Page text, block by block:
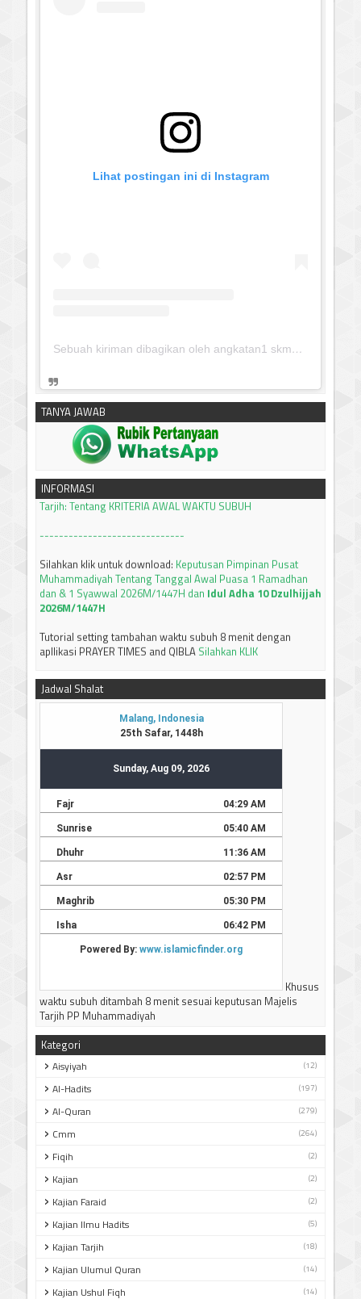
Lihat postingan ini di Instagram
Sebuah kiriman dibagikan oleh angkatan1 skmm 2020 (@albayaanyinfo)
TANYA JAWAB
INFORMASI
silahkan klik untuk download:Keputusan Pimpinan Pusat
Muhammadiyah, Tentang Tanfidz Keputusan Munas XXXI
Tarjih: Tentang KRITERIA AWAL WAKTU SUBUH
------------------------------
Silahkan klik untuk download:Keputusan Pimpinan Pusat
dan & 1 Syawwal 2026M/1447H danIdul Adha 10 Dzulhijjah
2026M/1447H
Tutorial setting tambahan waktu subuh 8 menit dengan
JADWAL IMSAKIYAH BULAN RAMADHAN 1447 H / 2026 M
-----------------------------Terima kasih
Jadwal Shalat
Khusus
waktu subuh ditambah 8 menit sesuai keputusan Majelis
Tarjih PP Muhammadiyah
Kategori
Aisyiyah (12)
Al-Hadits (197)
Al-Quran (279)
Cmm (264)
Fiqih (2)
Kajian (2)
Kajian Faraid (2)
Kajian Ilmu Hadits (5)
Kajian Tarjih (18)
Kajian Ulumul Quran (14)
Kajian Ushul Fiqh (14)